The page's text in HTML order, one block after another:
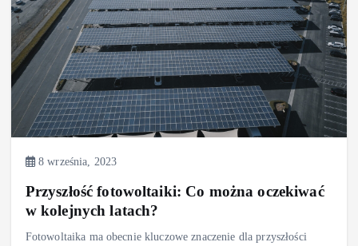
8 września, 2023
Przyszłość fotowoltaiki: Co można oczekiwać
w kolejnych latach?
Fotowoltaika ma obecnie kluczowe znaczenie dla przyszłości